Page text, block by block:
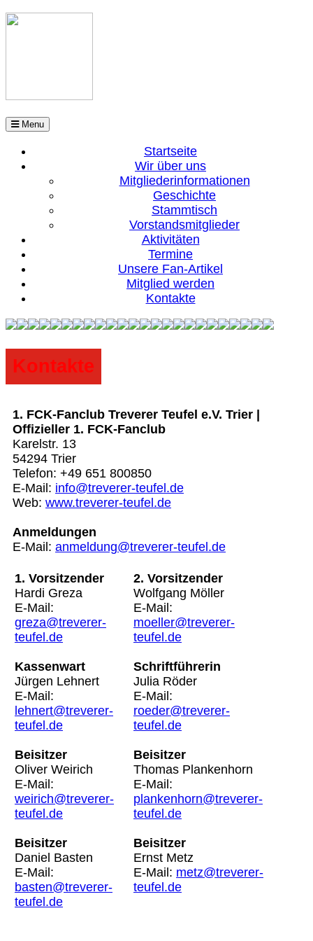
Menu
Startseite
Wir über uns
Mitgliederinformationen
Geschichte
Stammtisch
Vorstandsmitglieder
Aktivitäten
Termine
Unsere Fan-Artikel
Mitglied werden
Kontakte
Kontakte
1. FCK-Fanclub Treverer Teufel e.V. Trier |
Offizieller 1. FCK-Fanclub
Karelstr. 13
54294 Trier
Telefon: +49 651 800850
E-Mail: info@treverer-teufel.de
Web: www.treverer-teufel.de
Anmeldungen
E-Mail: anmeldung@treverer-teufel.de
1. Vorsitzender
Hardi Greza
E-Mail:
greza@treverer-
teufel.de
Kassenwart
Jürgen Lehnert
E-Mail:
lehnert@treverer-
teufel.de
Beisitzer
Oliver Weirich
E-Mail:
weirich@treverer-
teufel.de
Beisitzer
Daniel Basten
E-Mail:
basten@treverer-
teufel.de
2. Vorsitzender
Wolfgang Möller
E-Mail:
moeller@treverer-
teufel.de
Schriftführerin
Julia Röder
E-Mail:
roeder@treverer-
teufel.de
Beisitzer
Thomas Plankenhorn
E-Mail:
plankenhorn@treverer-
teufel.de
Beisitzer
Ernst Metz
E-Mail: metz@treverer-
teufel.de